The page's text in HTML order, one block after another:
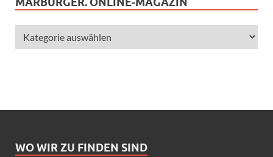
WO WIR ZU FINDEN SIND